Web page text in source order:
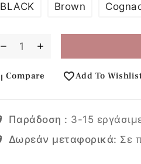
BLACK
Brown
Compare Add To
Παράδοση : 3-15
Δωρεάν μεταφορικά: Σε